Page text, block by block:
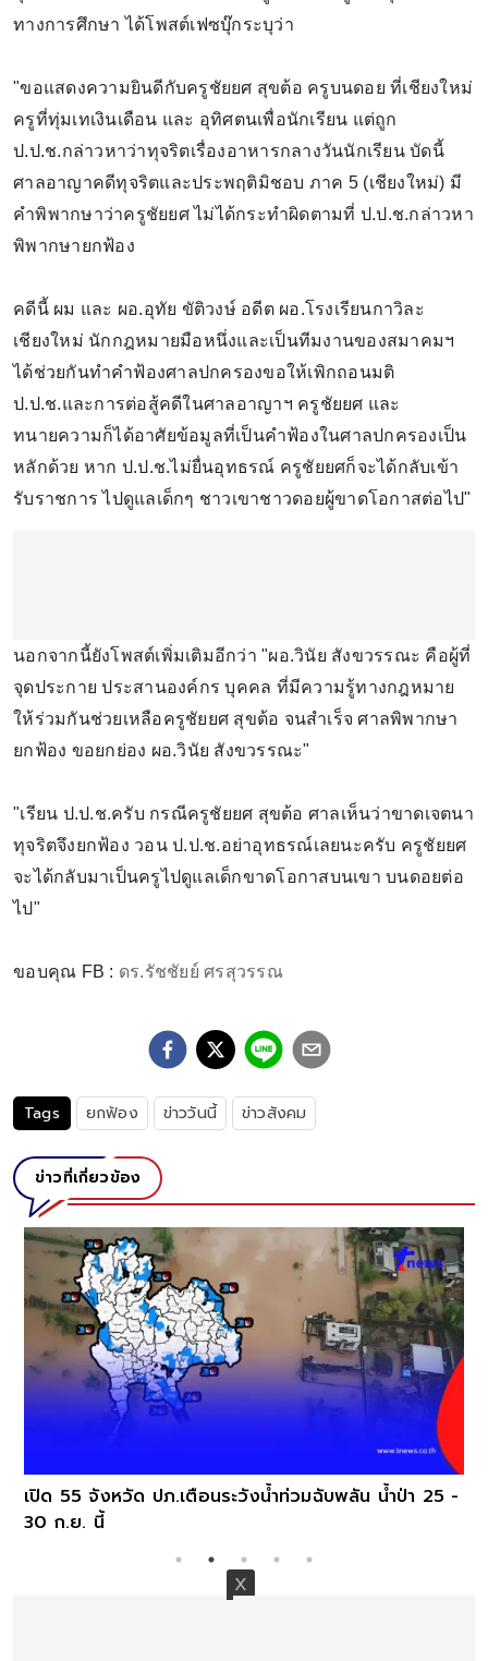
ทางการศึกษา ได้โพสต์เฟซบุ๊กระบุว่า
"ขอแสดงความยินดีกับครูชัยยศ สุขต้อ ครูบนดอย ที่เชียงใหม่
ครูที่ทุ่มเทเงินเดือน และ อุทิศตนเพื่อนักเรียน แต่ถูก
ป.ป.ช.กล่าวหาว่าทุจริตเรื่องอาหารกลางวันนักเรียน บัดนี้
ศาลอาญาคดีทุจริตและประพฤติมิชอบ ภาค 5 (เชียงใหม่) มี
คำพิพากษาว่าครูชัยยศ ไม่ได้กระทำผิดตามที่ ป.ป.ช.กล่าวหา
พิพากษายกฟ้อง
คดีนี้ ผม และ ผอ.อุทัย ขัติวงษ์ อดีต ผอ.โรงเรียนกาวิละ
เชียงใหม่ นักกฎหมายมือหนึ่งและเป็นทีมงานของสมาคมฯ
ได้ช่วยกันทำคำฟ้องศาลปกครองขอให้เพิกถอนมติ
ป.ป.ช.และการต่อสู้คดีในศาลอาญาฯ ครูชัยยศ และ
ทนายความก็ได้อาศัยข้อมูลที่เป็นคำฟ้องในศาลปกครองเป็น
หลักด้วย หาก ป.ป.ช.ไม่ยื่นอุทธรณ์ ครูชัยยศก็จะได้กลับเข้า
รับราชการ ไปดูแลเด็กๆ ชาวเขาชาวดอยผู้ขาดโอกาสต่อไป"
นอกจากนี้ยังโพสต์เพิ่มเติมอีกว่า "ผอ.วินัย สังขวรรณะ คือผู้ที่
จุดประกาย ประสานองค์กร บุคคล ที่มีความรู้ทางกฎหมาย
ให้ร่วมกันช่วยเหลือครูชัยยศ สุขต้อ จนสำเร็จ ศาลพิพากษา
ยกฟ้อง ขอยกย่อง ผอ.วินัย สังขวรรณะ"
"เรียน ป.ป.ช.ครับ กรณีครูชัยยศ สุขต้อ ศาลเห็นว่าขาดเจตนา
ทุจริตจึงยกฟ้อง วอน ป.ป.ช.อย่าอุทธรณ์เลยนะครับ ครูชัยยศ
จะได้กลับมาเป็นครูไปดูแลเด็กขาดโอกาสบนเขา บนดอยต่อ
ไป"
ขอบคุณ FB : ดร.รัชชัยย์ ศรสุวรรณ
Tags ยกฟ้อง ข่าววันนี้ ข่าวสังคม
ข่าวที่เกี่ยวข้อง
เปิด 55 จังหวัด ปภ.เตือนระวังน้ำท่วมฉับพลัน น้ำป่า 25 -
30 ก.ย. นี้